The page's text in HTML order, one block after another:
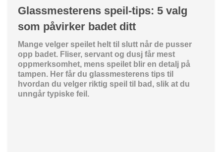
Glassmesterens speil-tips: 5 valg
som påvirker badet ditt
Mange velger speilet helt til slutt når de pusser
opp badet. Fliser, servant og dusj får mest
oppmerksomhet, mens speilet blir en detalj på
tampen. Her får du glassmesterens tips til
hvordan du velger riktig speil til bad, slik at du
unngår typiske feil.